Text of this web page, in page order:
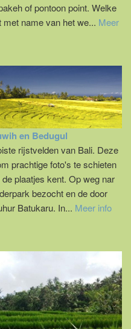
of pontoon point. Welke
met name van het we... Meer
en Bedugul
rijstvelden van Bali. Deze
prachtige foto's te schieten
plaatjes kent. Op weg nar
bezocht en de door
Batukaru. In... Meer info